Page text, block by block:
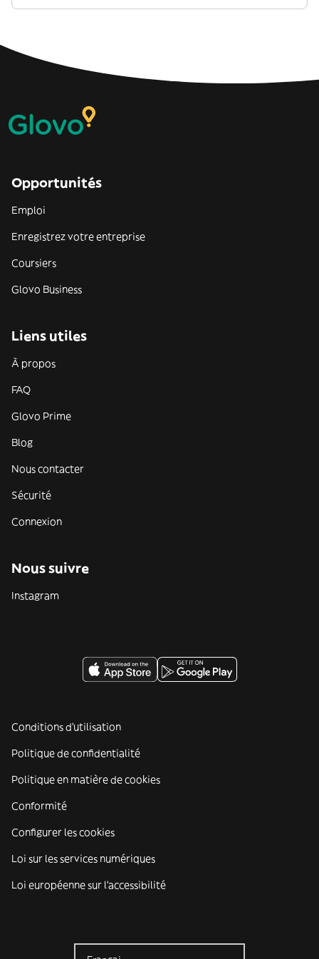
Opportunités
Emploi
Enregistrez votre entreprise
Coursiers
Glovo Business
Liens utiles
À propos
FAQ
Glovo Prime
Blog
Nous contacter
Sécurité
Connexion
Nous suivre
Instagram
Conditions d'utilisation
Politique de confidentialité
Politique en matière de cookies
Conformité
Configurer les cookies
Loi sur les services numériques
Loi européenne sur l’accessibilité